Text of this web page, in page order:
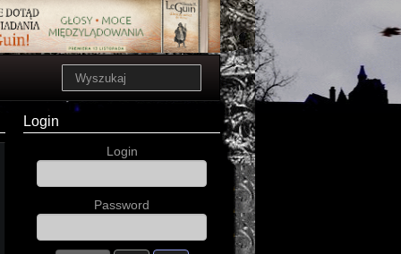
Login
Login
Password